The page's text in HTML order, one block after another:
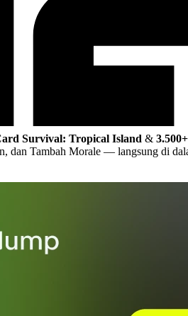
Survival: Tropical Island &
dan Tambah Morale — langsung di